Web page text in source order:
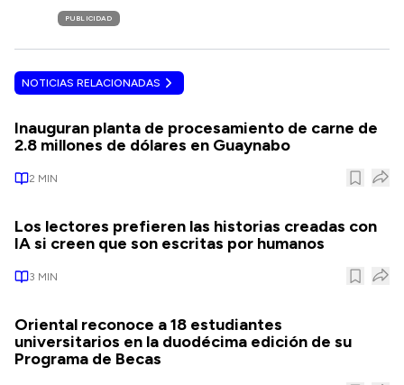
PUBLICIDAD
NOTICIAS RELACIONADAS
Inauguran planta de procesamiento de carne de
2.8 millones de dólares en Guaynabo
2 MIN
Los lectores prefieren las historias creadas con
IA si creen que son escritas por humanos
3 MIN
Oriental reconoce a 18 estudiantes
universitarios en la duodécima edición de su
Programa de Becas